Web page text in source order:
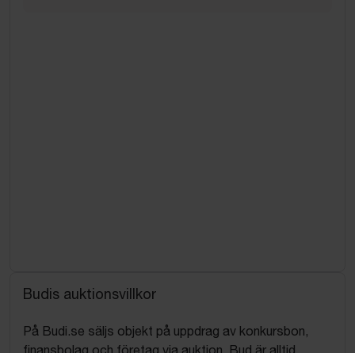
Budis auktionsvillkor
På Budi.se säljs objekt på uppdrag av konkursbon,